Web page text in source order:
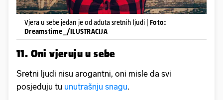
Vjera u sebe jedan je od aduta sretnih ljudi | Foto:
Dreamstime_/ILUSTRACIJA
11. Oni vjeruju u sebe
Sretni ljudi nisu arogantni, oni misle da svi
posjeduju tu unutrašnju snagu.